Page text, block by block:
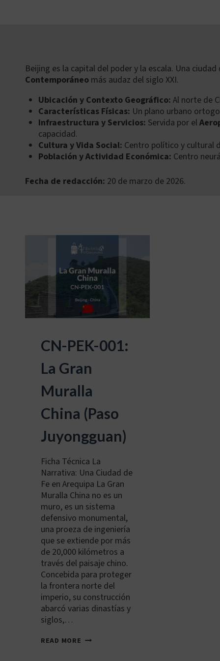
Beijing es la capital del poder y la escala. Una
Contemporáneo más audaz del siglo XXI.
Ubicación y Contexto Geográfico: Al norte de
Características Físicas: Un plano urbano
Infraestructura y Servicios: Servida por el
capacidad.
Cultura y Vida Social: Centro político y cultural
Población y Actividad Económica: Centro
Fecha de redacción: 20 de marzo de 2026.
CN-PEK-001:
La Gran
Muralla
China (Paso
Juyongguan)
Ficha Técnica La
Narrativa: Una Ciudad de
Fe en Arequipa La Gran
Muralla China no es un
muro, es un sistema
defensivo monumental,
una proeza de ingeniería
que se extiende por más
de 20,000 kilómetros a
través del paisaje chino.
Concebida para proteger
la frontera norte del
imperio, su construcción
abarcó varias dinastías y
siglos,…
READ MORE CN-